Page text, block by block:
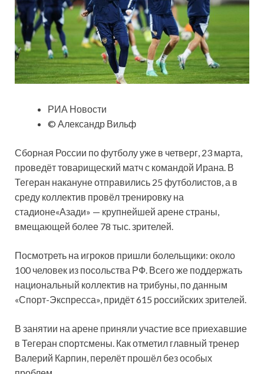
РИА Новости
© Александр Вильф
Сборная России по футболу уже в четверг, 23 марта,
проведёт товарищеский матч с командой Ирана. В
Тегеран накануне отправились 25 футболистов, а в
среду коллектив провёл тренировку на
стадионе«Азади» — крупнейшей арене страны,
вмещающей более 78 тыс. зрителей.
Посмотреть на игроков пришли болельщики: около
100 человек из посольства РФ. Всего же поддержать
национальный коллектив на трибуны, по данным
«Спорт-Экспресса», придёт 615 российских зрителей.
В занятии на арене приняли участие все приехавшие
в Тегеран спортсмены. Как отметил главный тренер
Валерий Карпин, перелёт прошёл без особых